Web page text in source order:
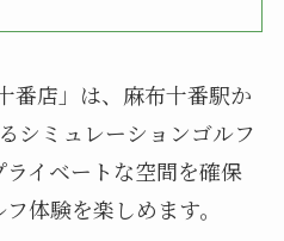
番店」は、麻布十番駅か
シミュレーションゴルフ
イベートな空間を確保
体験を楽しめます。